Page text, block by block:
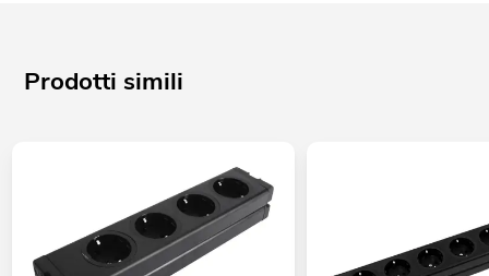
Prodotti simili